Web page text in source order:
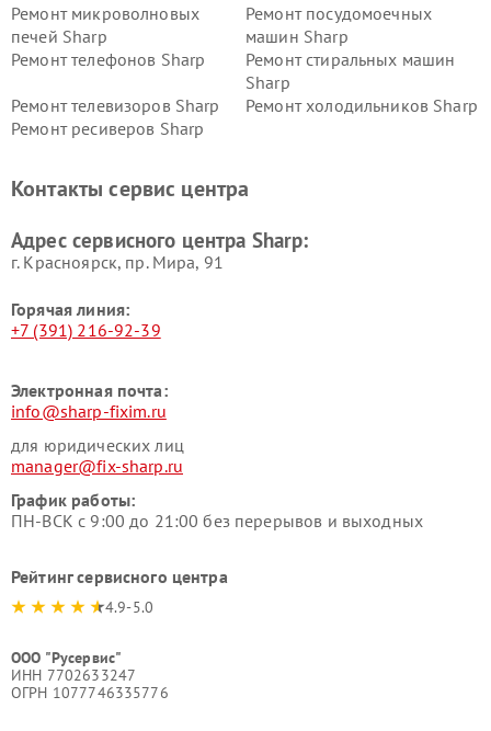
Ремонт микроволновых
печей Sharp
Ремонт посудомоечных
машин Sharp
Ремонт телефонов Sharp
Ремонт стиральных машин
Sharp
Ремонт телевизоров Sharp
Ремонт холодильников Sharp
Ремонт ресиверов Sharp
Контакты сервис центра
Адрес сервисного центра Sharp:
г. Красноярск, ​пр. Мира, 91
Горячая линия:
+7 (391) 216-92-39
Электронная почта:
info@sharp-fixim.ru
для юридических лиц
manager@fix-sharp.ru
График работы:
ПН-ВСК с 9:00 до 21:00 без перерывов и выходных
Рейтинг сервисного центра
4.9-5.0
ООО "Русервис"
ИНН 7702633247
ОГРН 1077746335776